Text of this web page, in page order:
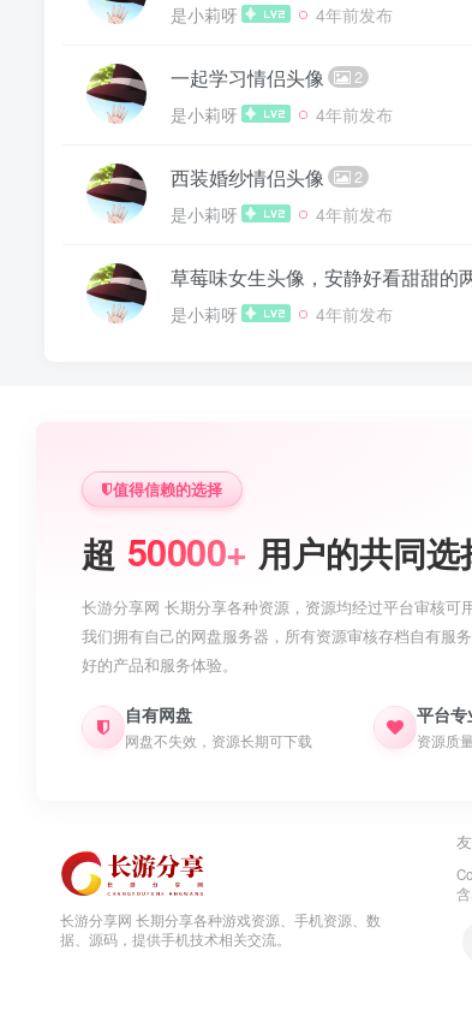
是小莉呀 4年前发布
一起学习情侣头像 2
是小莉呀 4年前发布
西装婚纱情侣头像 2
是小莉呀 4年前发布
草莓味女生头像，安静好看甜甜的
是小莉呀 4年前发布
值得信赖的选择
超 50000+ 用户的共同选
长游分享网 长期分享各种资源，资源均经过平台审核可用
我们拥有自己的网盘服务器，所有资源审核存档自有服
好的产品和服务体验。
自有网盘
网盘不失效，资源长期可下载
平台专
资源质
长游分享网 长期分享各种游戏资源、手机资源、数
据、源码，提供手机技术相关交流。